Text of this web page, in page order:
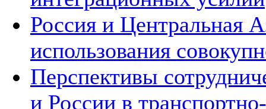
Россия и Центральная
использования
Перспективы
и России в